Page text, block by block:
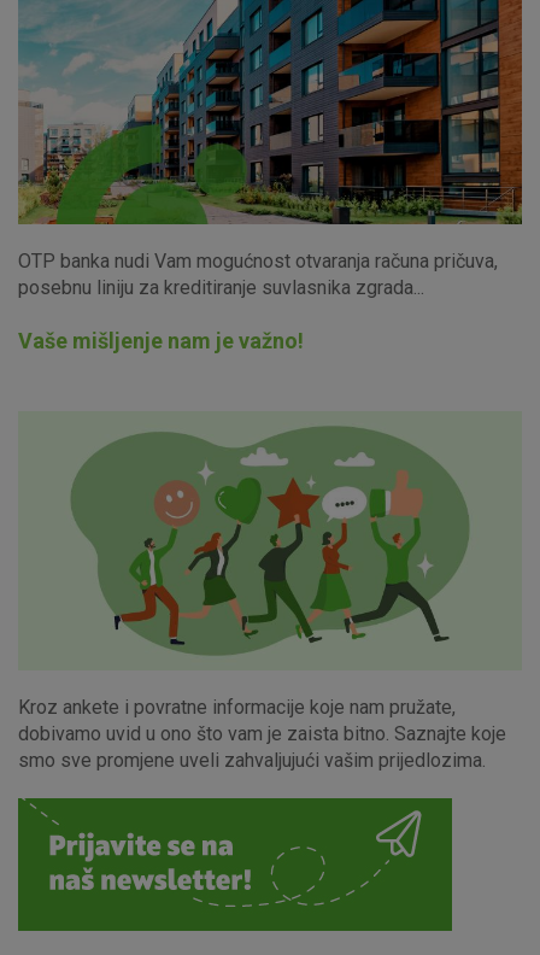
OTP banka nudi Vam mogućnost otvaranja računa pričuva,
posebnu liniju za kreditiranje suvlasnika zgrada...
Vaše mišljenje nam je važno!
Kroz ankete i povratne informacije koje nam pružate,
dobivamo uvid u ono što vam je zaista bitno. Saznajte koje
smo sve promjene uveli zahvaljujući vašim prijedlozima.
Prihvaćam upotrebu navedenih kolačića
Nužni (tehnički) kolačići - uvijek aktivni
Ovi kolačići nužni su za funkcioniranje internetske stranice i
ne mogu se isključiti u našim sustavima. Uobičajeno se
postavljaju kao odgovor na vaše radnje koje uključuju zahtjev
možete postaviti da blokira te kolačiće ili pošalje upozorenje
o njima, ali u tom slučaju neki dijelovi stranice neće raditi. Ti
identificirati.